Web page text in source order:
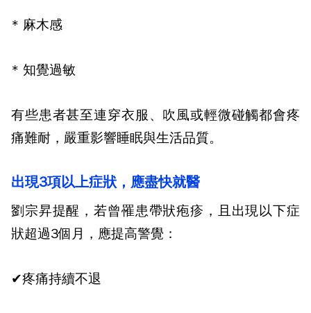
* 麻木感
* 知覺過敏
有些患者甚至連穿衣服、吹風或輕微碰觸都會疼
痛難耐，嚴重影響睡眠與生活品質。
出現3項以上症狀，應盡快就醫
劉宗昇提醒，若曾罹患帶狀疱疹，且出現以下症
狀超過3個月，應提高警覺：
✔疼痛持續不退